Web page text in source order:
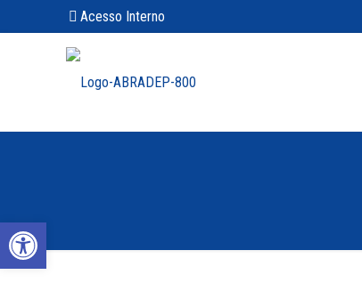
Acesso Interno
Abrir a barra de ferramentas